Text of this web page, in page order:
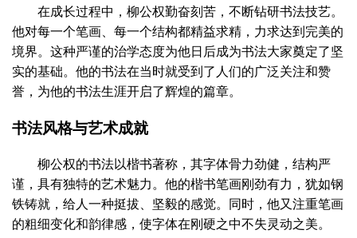
在成长过程中，柳公权勤奋刻苦，不断钻研书法技艺。
他对每一个笔画、每一个结构都精益求精，力求达到完美的
境界。这种严谨的治学态度为他日后成为书法大家奠定了坚
实的基础。他的书法在当时就受到了人们的广泛关注和赞
誉，为他的书法生涯开启了辉煌的篇章。
书法风格与艺术成就
柳公权的书法以楷书著称，其字体骨力劲健，结构严
谨，具有独特的艺术魅力。他的楷书笔画刚劲有力，犹如钢
铁铸就，给人一种挺拔、坚毅的感觉。同时，他又注重笔画
的粗细变化和韵律感，使字体在刚硬之中不失灵动之美。